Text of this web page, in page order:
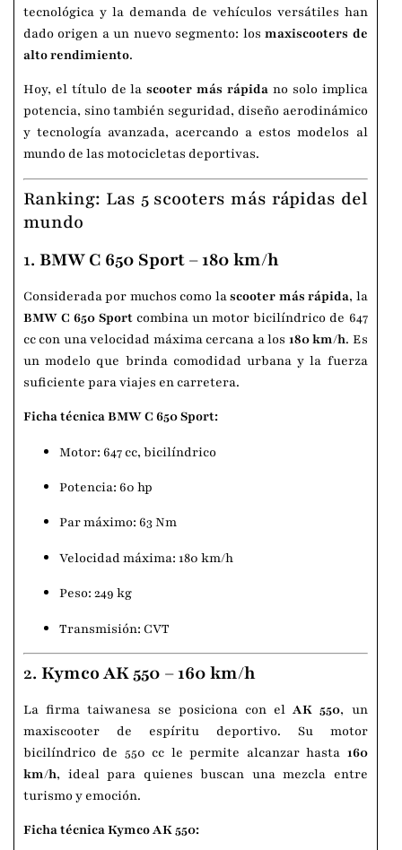
tecnológica y la demanda de vehículos versátiles han
dado origen a un nuevo segmento: losmaxiscooters de
alto rendimiento.
Hoy, el título de lascooter más rápidano solo implica
potencia, sino también seguridad, diseño aerodinámico
y tecnología avanzada, acercando a estos modelos al
mundo de las motocicletas deportivas.
Ranking: Las 5 scooters más rápidas del
mundo
1. BMW C 650 Sport – 180 km/h
Considerada por muchos como lascooter más rápida, la
BMW C 650 Sport combina un motor bicilíndrico de 647
cc con una velocidad máxima cercana a los 180 km/h. Es
un modelo que brinda comodidad urbana y la fuerza
suficiente para viajes en carretera.
Ficha técnica BMW C 650 Sport:
Motor: 647 cc, bicilíndrico
Potencia: 60 hp
Par máximo: 63 Nm
Velocidad máxima: 180 km/h
Peso: 249 kg
Transmisión: CVT
2. Kymco AK 550 – 160 km/h
La firma taiwanesa se posiciona con elAK 550, un
maxiscooter de espíritu deportivo. Su motor
bicilíndrico de 550 cc le permite alcanzar hasta 160
km/h, ideal para quienes buscan una mezcla entre
turismo y emoción.
Ficha técnica Kymco AK 550: